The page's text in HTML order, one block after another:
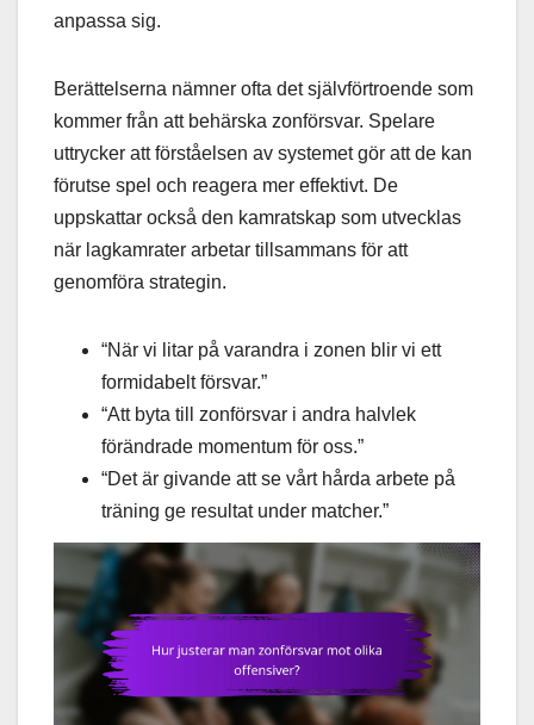
anpassa sig.
Berättelserna nämner ofta det självförtroende som
kommer från att behärska zonförsvar. Spelare
uttrycker att förståelsen av systemet gör att de kan
förutse spel och reagera mer effektivt. De
uppskattar också den kamratskap som utvecklas
när lagkamrater arbetar tillsammans för att
genomföra strategin.
“När vi litar på varandra i zonen blir vi ett
formidabelt försvar.”
“Att byta till zonförsvar i andra halvlek
förändrade momentum för oss.”
“Det är givande att se vårt hårda arbete på
träning ge resultat under matcher.”